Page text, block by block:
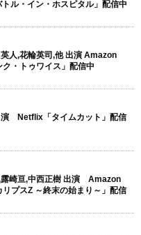
ル・イン・ホスピタル」配信中
人,花輪英司,他 出演 Amazon
・トゥワイス」配信中
演 Netflix「タイムカット」配信
露崎亘,中西正樹 出演 Amazon
プスZ ～終末の始まり～」配信